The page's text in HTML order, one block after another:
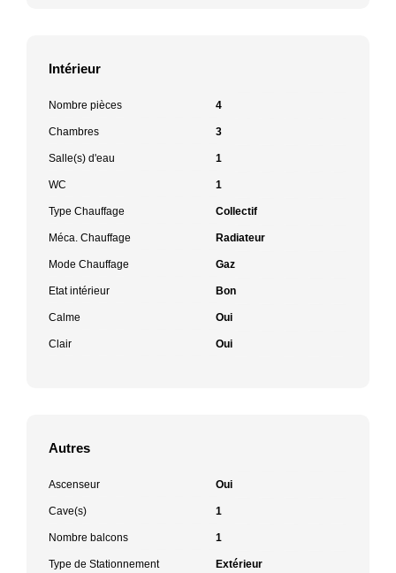
Intérieur
Nombre pièces 4
Chambres 3
Salle(s) d'eau 1
WC 1
Type Chauffage Collectif
Méca. Chauffage Radiateur
Mode Chauffage Gaz
Etat intérieur Bon
Calme Oui
Clair Oui
Autres
Ascenseur Oui
Cave(s) 1
Nombre balcons 1
Type de Stationnement Extérieur